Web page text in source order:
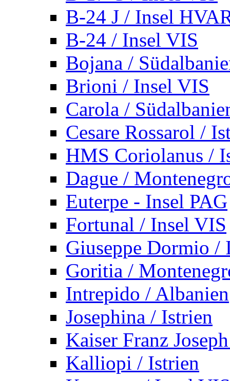
B-24 J / Insel
B-24 / Insel VIS
Bojana /
Brioni / Insel VIS
Carola /
Cesare Rossarol /
HMS Coriolanus /
Dague /
Euterpe - Insel PAG
Fortunal / Insel VIS
Giuseppe Dormio /
Goritia /
Intrepido / Albanien
Josephina / Istrien
Kaiser Franz
Kalliopi / Istrien